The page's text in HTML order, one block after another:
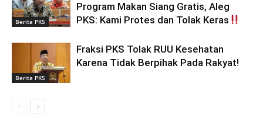
Berita PKS
Program Makan Siang Gratis, Aleg
PKS: Kami Protes dan Tolak Keras
Berita PKS
Fraksi PKS Tolak RUU Kesehatan
Karena Tidak Berpihak Pada Rakyat!